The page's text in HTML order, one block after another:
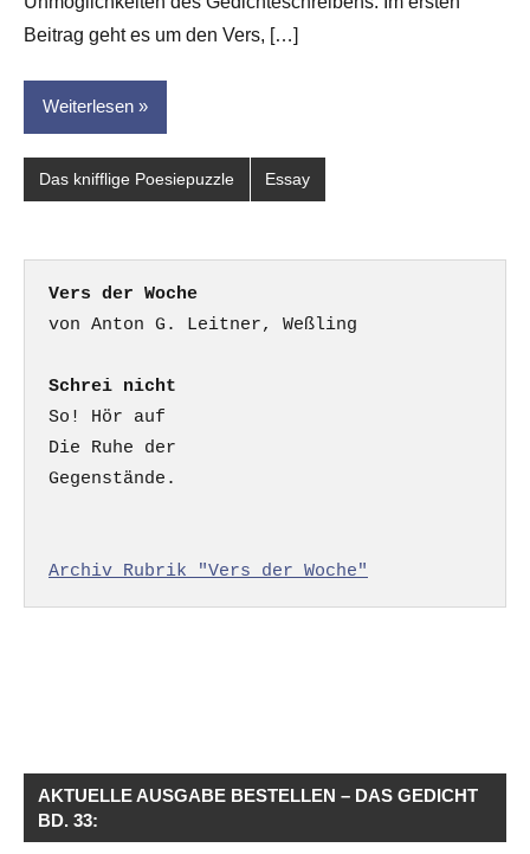
Beitrag geht es um den Vers, […]
Weiterlesen
Das knifflige Poesiepuzzle Essay
Vers der Woche
Schrei nicht
So! Hör auf
Die Ruhe der
Gegenstände.
Archiv Rubrik "Vers der Woche"
AKTUELLE AUSGABE BESTELLEN – DAS GEDICHT
BD. 33: